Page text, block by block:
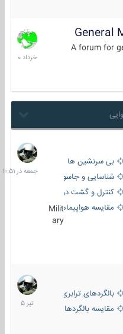
A forum for
10
خرداد
1400
بی سرنشین ها
شناسایی و جاسوسی
کنترل و گشت دریایی
مقایسه هواپیماهاMilit
ary
جمعه
در
10:51
بالگردهای ترابری
مقایسه بالگردها
22
تیر
1405